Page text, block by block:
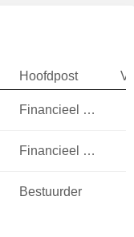
Hoofdpost
Financieel directeur
Financieel directeur
Bestuurder